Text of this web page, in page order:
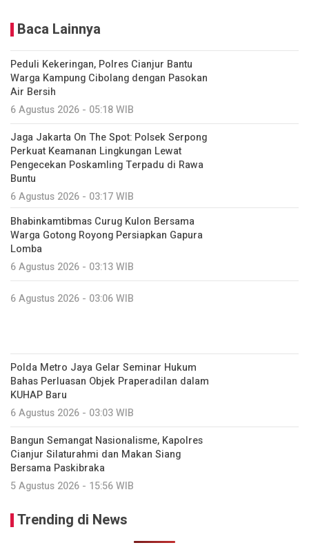
Baca Lainnya
Peduli Kekeringan, Polres Cianjur Bantu
Warga Kampung Cibolang dengan Pasokan
Air Bersih
6 Agustus 2026 - 05:18 WIB
Jaga Jakarta On The Spot: Polsek Serpong
Perkuat Keamanan Lingkungan Lewat
Pengecekan Poskamling Terpadu di Rawa
Buntu
6 Agustus 2026 - 03:17 WIB
Bhabinkamtibmas Curug Kulon Bersama
Warga Gotong Royong Persiapkan Gapura
Lomba
6 Agustus 2026 - 03:13 WIB
6 Agustus 2026 - 03:06 WIB
Polda Metro Jaya Gelar Seminar Hukum
Bahas Perluasan Objek Praperadilan dalam
KUHAP Baru
6 Agustus 2026 - 03:03 WIB
Bangun Semangat Nasionalisme, Kapolres
Cianjur Silaturahmi dan Makan Siang
Bersama Paskibraka
5 Agustus 2026 - 15:56 WIB
Trending di News